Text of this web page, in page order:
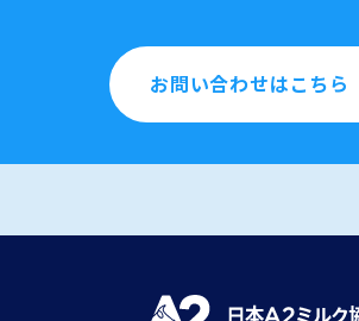
お問い合わせはこちら